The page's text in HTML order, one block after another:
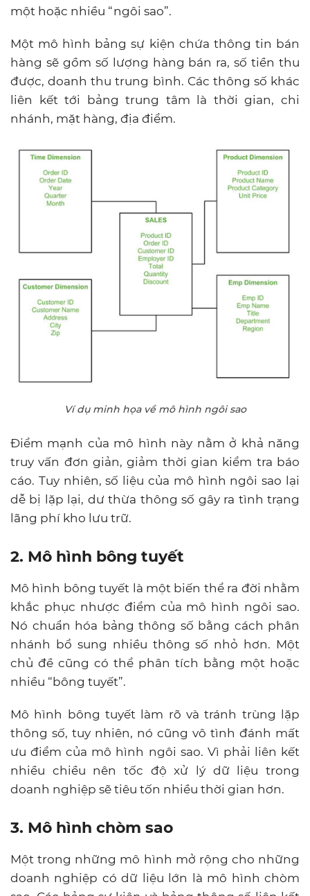
một hoặc nhiều “ngôi sao”.
Một mô hình bảng sự kiện chứa thông tin bán
hàng sẽ gồm số lượng hàng bán ra, số tiền thu
được, doanh thu trung bình. Các thông số khác
liên kết tới bảng trung tâm là thời gian, chi
nhánh, mặt hàng, địa điểm.
Ví dụ minh họa về mô hình ngôi sao
Điểm mạnh của mô hình này nằm ở khả năng
truy vấn đơn giản, giảm thời gian kiểm tra báo
cáo. Tuy nhiên, số liệu của mô hình ngôi sao lại
dễ bị lặp lại, dư thừa thông số gây ra tình trạng
lãng phí kho lưu trữ.
2. Mô hình bông tuyết
Mô hình bông tuyết là một biến thể ra đời nhằm
khắc phục nhược điểm của mô hình ngôi sao.
Nó chuẩn hóa bảng thông số bằng cách phân
nhánh bổ sung nhiều thông số nhỏ hơn. Một
chủ đề cũng có thể phân tích bằng một hoặc
nhiều “bông tuyết”.
Mô hình bông tuyết làm rõ và tránh trùng lặp
thông số, tuy nhiên, nó cũng vô tình đánh mất
ưu điểm của mô hình ngôi sao. Vì phải liên kết
nhiều chiều nên tốc độ xử lý dữ liệu trong
doanh nghiệp sẽ tiêu tốn nhiều thời gian hơn.
3. Mô hình chòm sao
Một trong những mô hình mở rộng cho những
doanh nghiệp có dữ liệu lớn là mô hình chòm